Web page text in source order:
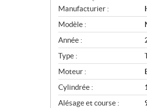
S
p
é
c
i
f
i
c
a
t
Manufacturier :
Modèle :
Année :
Type :
Moteur :
Cylindrée :
Alésage et course :